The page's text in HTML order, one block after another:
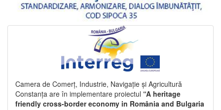
Camera de Comerț, Industrie, Navigație și Agricultură
Constanța are în implementare proiectul “A heritage
friendly cross-border economy in România and Bulgaria